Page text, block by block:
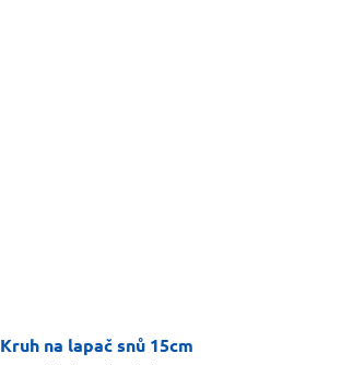
Kruh na lapač snů 15cm